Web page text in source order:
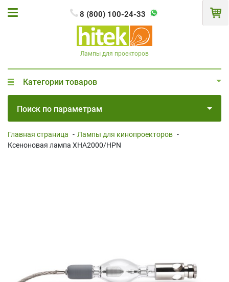
8 (800) 100-24-33
Лампы для проекторов
Категории товаров
Поиск по параметрам
Главная страница - Лампы для кинопроекторов -
Ксеноновая лампа XHA2000/HPN